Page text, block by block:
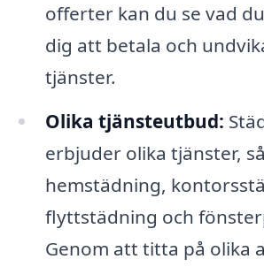
offerter kan du se vad
dig att betala och
tjänster.
Olika tjänsteutbud:
erbjuder olika tjänster,
hemstädning,
flyttstädning och
Genom att titta på olika